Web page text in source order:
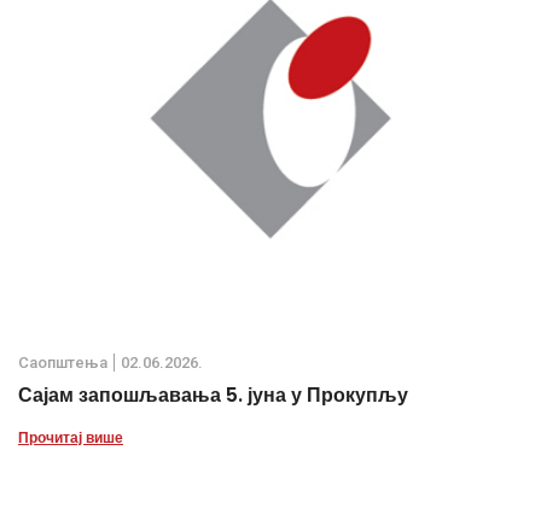
Саопштења 02.06.2026.
Сајам запошљавања 5. јуна у Прокупљу
Прочитај више